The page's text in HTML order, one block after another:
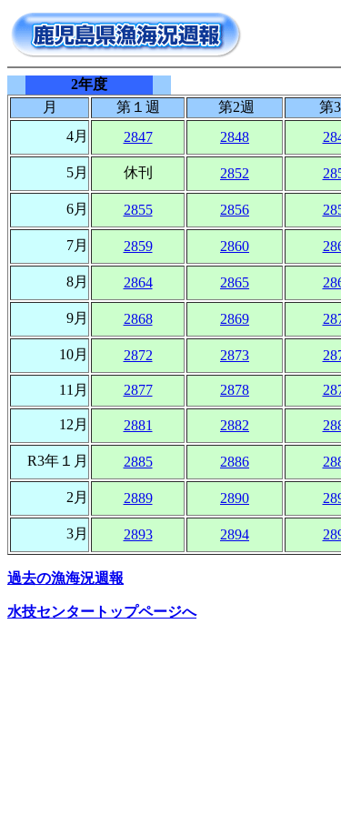
2年度
月
第１週 第2週 第
4月
2847 2848
5月 休刊 2852
6月 2855 2856
7月 2859 2860
8月 2864 2865
9月 2868 2869
10月 2872 2873
11月 2877 2878
12月 2881 2882
R3年１月 2885 2886
2月 2889 2890
3月 2893 2894
過去の漁海況週報
水技センタートップページへ